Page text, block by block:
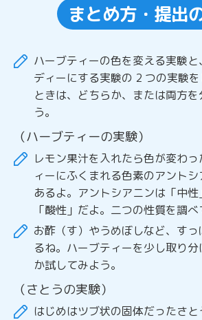
まとめ方・提出
ハーブティーの色を変える実験
ディーにする実験の 2 つの実験
ときは、どちらか、または両方
う。
（ハーブティーの実験）
レモン果汁を入れたら色が変わ
ィーにふくまれる色素のアント
あるよ。アントシアニンは「中
「酸性」だよ。二つの性質を調べ
お酢（す）やうめぼしなど、す
るね。ハーブティーを少し取り
か試してみよう。
（さとうの実験）
はじめはツブ状の固体だったさ